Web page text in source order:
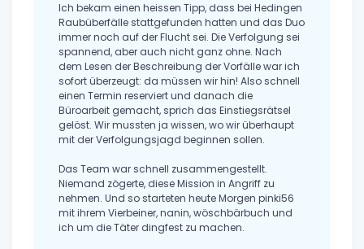
Ich bekam einen heissen Tipp, dass bei Hedingen
Raubüberfälle stattgefunden hatten und das Duo
immer noch auf der Flucht sei. Die Verfolgung sei
spannend, aber auch nicht ganz ohne. Nach
dem Lesen der Beschreibung der Vorfälle war ich
sofort überzeugt: da müssen wir hin! Also schnell
einen Termin reserviert und danach die
Büroarbeit gemacht, sprich das Einstiegsrätsel
gelöst. Wir mussten ja wissen, wo wir überhaupt
mit der Verfolgungsjagd beginnen sollen.
Das Team war schnell zusammengestellt.
Niemand zögerte, diese Mission in Angriff zu
nehmen. Und so starteten heute Morgen pinki56
mit ihrem Vierbeiner, nanin, wöschbärbuch und
ich um die Täter dingfest zu machen.